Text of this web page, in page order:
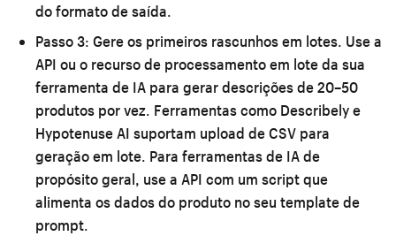
do formato de saída.
Passo 3: Gere os primeiros rascunhos em lotes. Use a
API ou o recurso de processamento em lote da sua
ferramenta de IA para gerar descrições de 20–50
produtos por vez. Ferramentas como Describely e
Hypotenuse AI suportam upload de CSV para
geração em lote. Para ferramentas de IA de
propósito geral, use a API com um script que
alimenta os dados do produto no seu template de
prompt.